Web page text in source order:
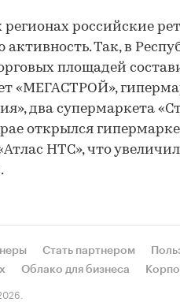
российские
Так, в
площадей
«МЕГАСТРОЙ»,
два супермаркета
открылся
НТС», что
Стать партнером
Облако для бизнеса